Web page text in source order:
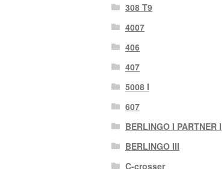
308 T9
4007
406
407
5008 I
607
BERLINGO I PARTNER I
BERLINGO III
C-crosser